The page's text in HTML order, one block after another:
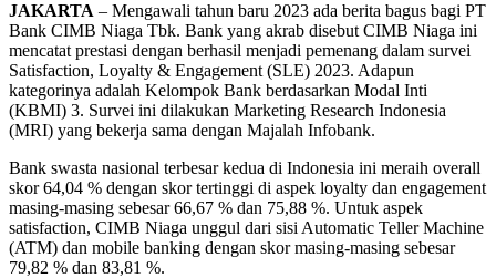
JAKARTA – Mengawali tahun baru 2023 ada berita bagus bagi PT
Bank CIMB Niaga Tbk. Bank yang akrab disebut CIMB Niaga ini
mencatat prestasi dengan berhasil menjadi pemenang dalam survei
Satisfaction, Loyalty & Engagement (SLE) 2023. Adapun
kategorinya adalah Kelompok Bank berdasarkan Modal Inti
(KBMI) 3. Survei ini dilakukan Marketing Research Indonesia
(MRI) yang bekerja sama dengan Majalah Infobank.
Bank swasta nasional terbesar kedua di Indonesia ini meraih overall
skor 64,04 % dengan skor tertinggi di aspek loyalty dan engagement
masing-masing sebesar 66,67 % dan 75,88 %. Untuk aspek
satisfaction, CIMB Niaga unggul dari sisi Automatic Teller Machine
(ATM) dan mobile banking dengan skor masing-masing sebesar
79,82 % dan 83,81 %.